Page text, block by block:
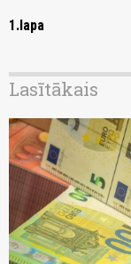
1.lapa
Lasītākais